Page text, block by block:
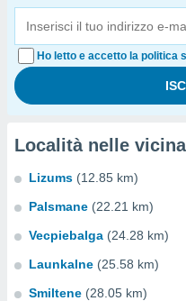
Ho letto e accetto la politica
Località nelle
Lizums (12.85 km)
Palsmane (22.21 km)
Vecpiebalga (24.28 km)
Launkalne (25.58 km)
Smiltene (28.05 km)